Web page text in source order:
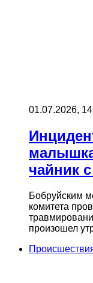
01.07.2026,
чайник
Бобруйским
комитета
произошел